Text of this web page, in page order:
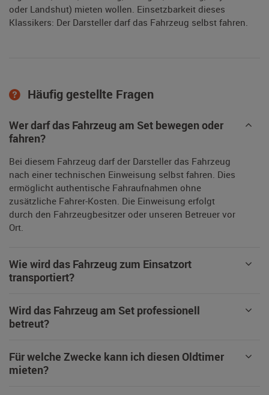
oder Landshut) mieten wollen. Einsetzbarkeit dieses
Klassikers: Der Darsteller darf das Fahrzeug selbst fahren.
Häufig gestellte Fragen
Wer darf das Fahrzeug am Set bewegen oder
fahren?
Bei diesem Fahrzeug darf der Darsteller das Fahrzeug
nach einer technischen Einweisung selbst fahren. Dies
ermöglicht authentische Fahraufnahmen ohne
zusätzliche Fahrer-Kosten. Die Einweisung erfolgt
durch den Fahrzeugbesitzer oder unseren Betreuer vor
Ort.
Wie wird das Fahrzeug zum Einsatzort
transportiert?
Wird das Fahrzeug am Set professionell
betreut?
Für welche Zwecke kann ich diesen Oldtimer
mieten?